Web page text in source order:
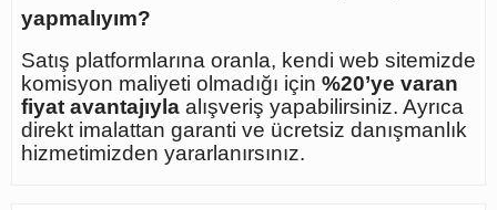
yapmalıyım?
Satış platformlarına oranla, kendi web sitemizde
komisyon maliyeti olmadığı için %20’ye varan
fiyat avantajıyla alışveriş yapabilirsiniz. Ayrıca
direkt imalattan garanti ve ücretsiz danışmanlık
hizmetimizden yararlanırsınız.